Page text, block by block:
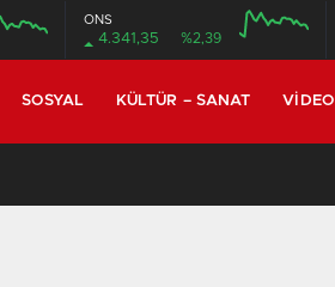
ONS
4.341,35 %2,39
SOSYAL KÜLTÜR – SANAT VIDEO